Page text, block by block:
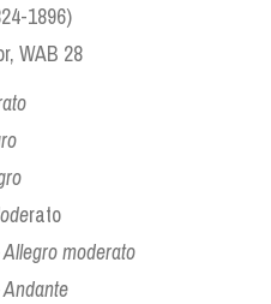
1896)
WAB 28
rato
moderato